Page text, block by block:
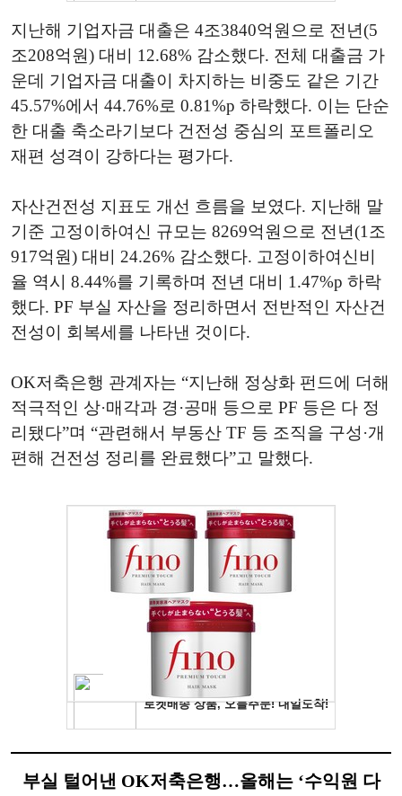
지난해 기업자금 대출은 4조3840억원으로 전년(5
조208억원) 대비 12.68% 감소했다. 전체 대출금 가
운데 기업자금 대출이 차지하는 비중도 같은 기간
45.57%에서 44.76%로 0.81%p 하락했다. 이는 단순
한 대출 축소라기보다 건전성 중심의 포트폴리오
재편 성격이 강하다는 평가다.
자산건전성 지표도 개선 흐름을 보였다. 지난해 말
기준 고정이하여신 규모는 8269억원으로 전년(1조
917억원) 대비 24.26% 감소했다. 고정이하여신비
율 역시 8.44%를 기록하며 전년 대비 1.47%p 하락
했다. PF 부실 자산을 정리하면서 전반적인 자산건
전성이 회복세를 나타낸 것이다.
OK저축은행 관계자는 “지난해 정상화 펀드에 더해
적극적인 상·매각과 경·공매 등으로 PF 등은 다 정
리됐다”며 “관련해서 부동산 TF 등 조직을 구성·개
편해 건전성 정리를 완료했다”고 말했다.
부실 털어낸 OK저축은행…올해는 ‘수익원 다